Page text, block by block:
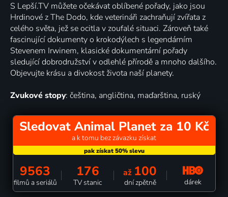
S Lepší.TV můžete očekávat oblíbené pořady, jako jsou
Hrdinové z The Dodo, kde veterináři zachraňují zvířata z
celého světa, jež se ocitla v zoufalé situaci. Zároveň také
fascinující dokumenty o krokodýlech s legendárním
Stevenem Irwinem, klasické dokumentární pořady
sledující dobrodružství v odlehlé přírodě a mnoho dalšího.
Objevujte krásu a divokost života naší planety.
Zvukové stopy: čeština, angličtina, maďarština, ruský
Sledovat Animal Planet za 10 Kč
a k tomu bez závazku získat
9563
filmů a seriálů
176
TV stanic
až 100
dní zpětně dárek